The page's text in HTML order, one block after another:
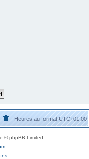
Heures au formatUTC+01:00
© phpBB Limited